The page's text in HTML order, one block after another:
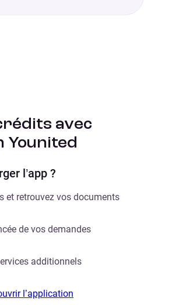
avec
Younited
l’app ?
et retrouvez vos documents
de vos demandes
additionnels
l’application